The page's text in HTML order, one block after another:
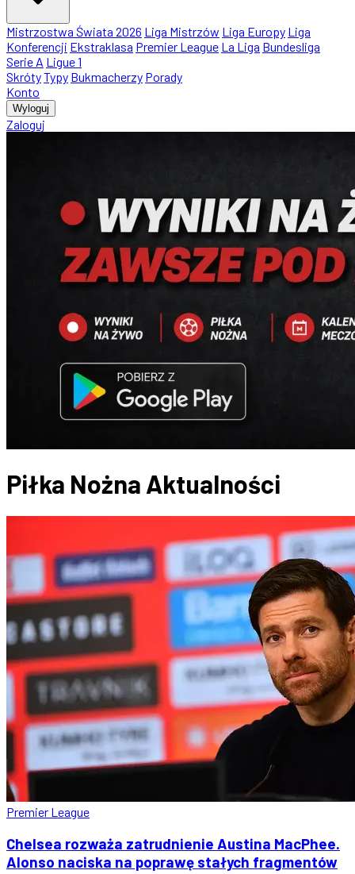
Mistrzostwa Świata 2026 Liga Mistrzów Liga Europy Liga
Konferencji Ekstraklasa Premier League La Liga Bundesliga
Serie A Ligue 1
SkrótyTypy Bukmacherzy Porady
Konto
Wyloguj
Zaloguj
Piłka Nożna Aktualności
Premier League
Chelsea rozważa zatrudnienie Austina MacPhee.
Alonso naciska na poprawę stałych fragmentów